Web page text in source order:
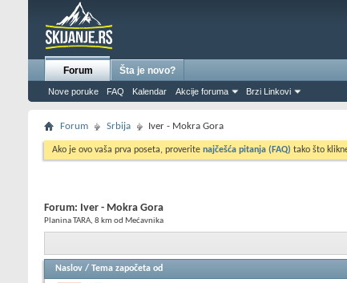
Forum
Nove poruke FAQ Kalendar Akcije foruma Brzi Linkovi
Šta je novo?
Forum Srbija Iver - Mokra Gora
Ako je ovo vaša prva poseta, proverite najčešća pitanja (FAQ) tako što
Forum: Iver - Mokra Gora
Planina TARA, 8 km od Mećavnika
Naslov / Tema započeta od